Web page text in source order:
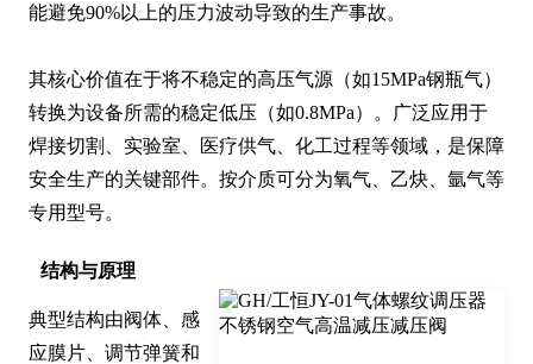
能避免90%以上的压力波动导致的生产事故。
其核心价值在于将不稳定的高压气源（如15MPa钢瓶气）
转换为设备所需的稳定低压（如0.8MPa）。广泛应用于
焊接切割、实验室、医疗供气、化工过程等领域，是保障
安全生产的关键部件。按介质可分为氧气、乙炔、氩气等
专用型号。
结构与原理
典型结构由阀体、感
应膜片、调节弹簧和